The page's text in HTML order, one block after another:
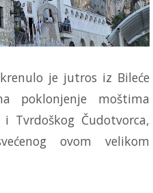
je jutros iz Bileće
poklonjenje moštima
Tvrdoškog Čudotvorca,
ovom velikom